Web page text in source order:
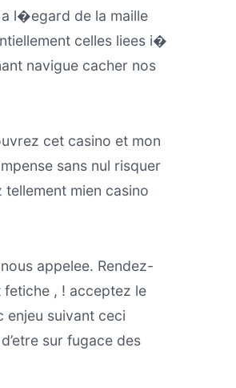
a l�egard de la maille
celles liees i�
navigue cacher nos
cet casino et mon
sans nul risquer
mien casino
appelee. Rendez-
, ! acceptez le
enjeu suivant ceci
sur fugace des